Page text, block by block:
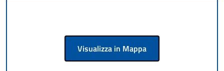
Visualizza in Mappa